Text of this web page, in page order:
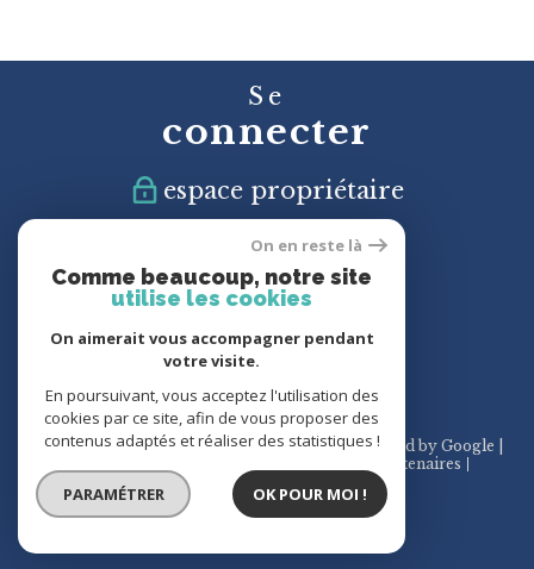
Se
connecter
espace propriétaire
Nous
suivre
© 2026 | Tous droits réservés | Traduction powered by Google |
Partenaires
Politique RGPD
On en reste là
Comme beaucoup, notre site
utilise les cookies
On aimerait vous accompagner pendant
votre visite.
En poursuivant, vous acceptez l'utilisation des
cookies par ce site, afin de vous proposer des
contenus adaptés et réaliser des statistiques !
PARAMÉTRER OK POUR MOI !